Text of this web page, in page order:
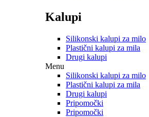
Kalupi
Silikonski kalupi za milo
Plastični kalupi za mila
Drugi kalupi
Menu
Silikonski kalupi za milo
Plastični kalupi za mila
Drugi kalupi
Pripomočki
Pripomočki